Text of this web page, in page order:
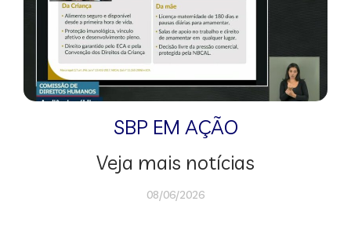
SBP EM AÇÃO
Veja mais notícias
08/06/2026